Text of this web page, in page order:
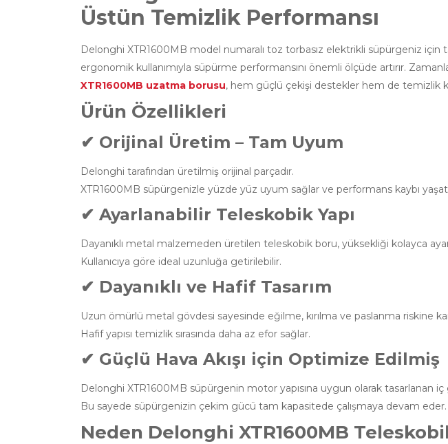
Üstün Temizlik Performansı
Delonghi XTR1600MB model numaralı toz torbasız elektrikli süpürgeniz için
ergonomik kullanımıyla süpürme performansını önemli ölçüde artırır.
XTR1600MB uzatma borusu, hem güçlü çekişi destekler hem de temizlik
Ürün Özellikleri
✔ Orijinal Üretim – Tam Uyum
Delonghi tarafından üretilmiş orijinal parçadır.
XTR1600MB süpürgenizle yüzde yüz uyum sağlar ve performans kaybı
✔ Ayarlanabilir Teleskobik Yapı
Dayanıklı metal malzemeden üretilen teleskobik boru, yüksekliği kolayca
Kullanıcıya göre ideal uzunluğa getirilebilir.
✔ Dayanıklı ve Hafif Tasarım
Uzun ömürlü metal gövdesi sayesinde eğilme, kırılma ve paslanma riskine
Hafif yapısı temizlik sırasında daha az efor sağlar.
✔ Güçlü Hava Akışı için Optimize Edilmiş
Delonghi XTR1600MB süpürgenin motor yapısına uygun olarak tasarlanan
Bu sayede süpürgenizin çekim gücü tam kapasitede çalışmaya devam eder.
Neden Delonghi XTR1600MB